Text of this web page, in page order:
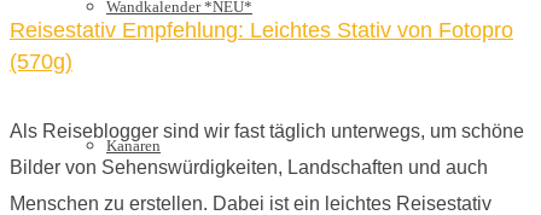
Wandkalender *NEU*
Kanaren
Reisestativ Empfehlung: Leichtes Stativ von Fotopro
(570g)
Als Reiseblogger sind wir fast täglich unterwegs, um schöne
Bilder von Sehenswürdigkeiten, Landschaften und auch
Menschen zu erstellen. Dabei ist ein leichtes Reisestativ